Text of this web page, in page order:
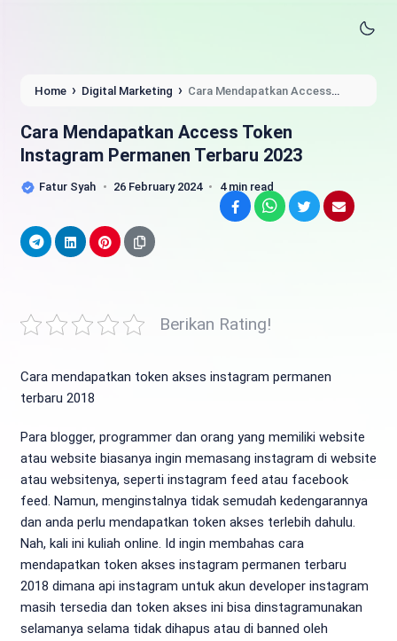
Home › Digital Marketing › Cara Mendapatkan Access
Cara Mendapatkan Access Token
Instagram Permanen Terbaru 2023
Fatur Syah 26 February 2024 4 min read
Berikan Rating!
Cara mendapatkan token akses instagram permanen
terbaru 2018
Para blogger, programmer dan orang yang memiliki website
atau website biasanya ingin memasang instagram di website
atau websitenya, seperti instagram feed atau facebook
feed. Namun, menginstalnya tidak semudah kedengarannya
dan anda perlu mendapatkan token akses terlebih dahulu.
Nah, kali ini kuliah online. Id ingin membahas cara
mendapatkan token akses instagram permanen terbaru
2018 dimana api instagram untuk akun developer instagram
masih tersedia dan token akses ini bisa dinstagramunakan
selamanya selama tidak dihapus atau di banned oleh